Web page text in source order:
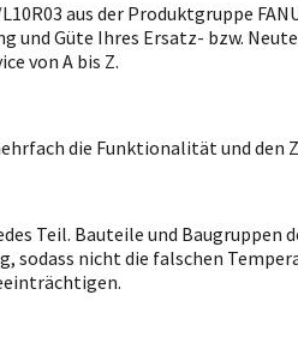
aus der Produktgruppe
und Güte Ihres Ersatz- bzw.
von A bis Z.
die Funktionalität und den
Teil. Bauteile und
sodass nicht die falschen